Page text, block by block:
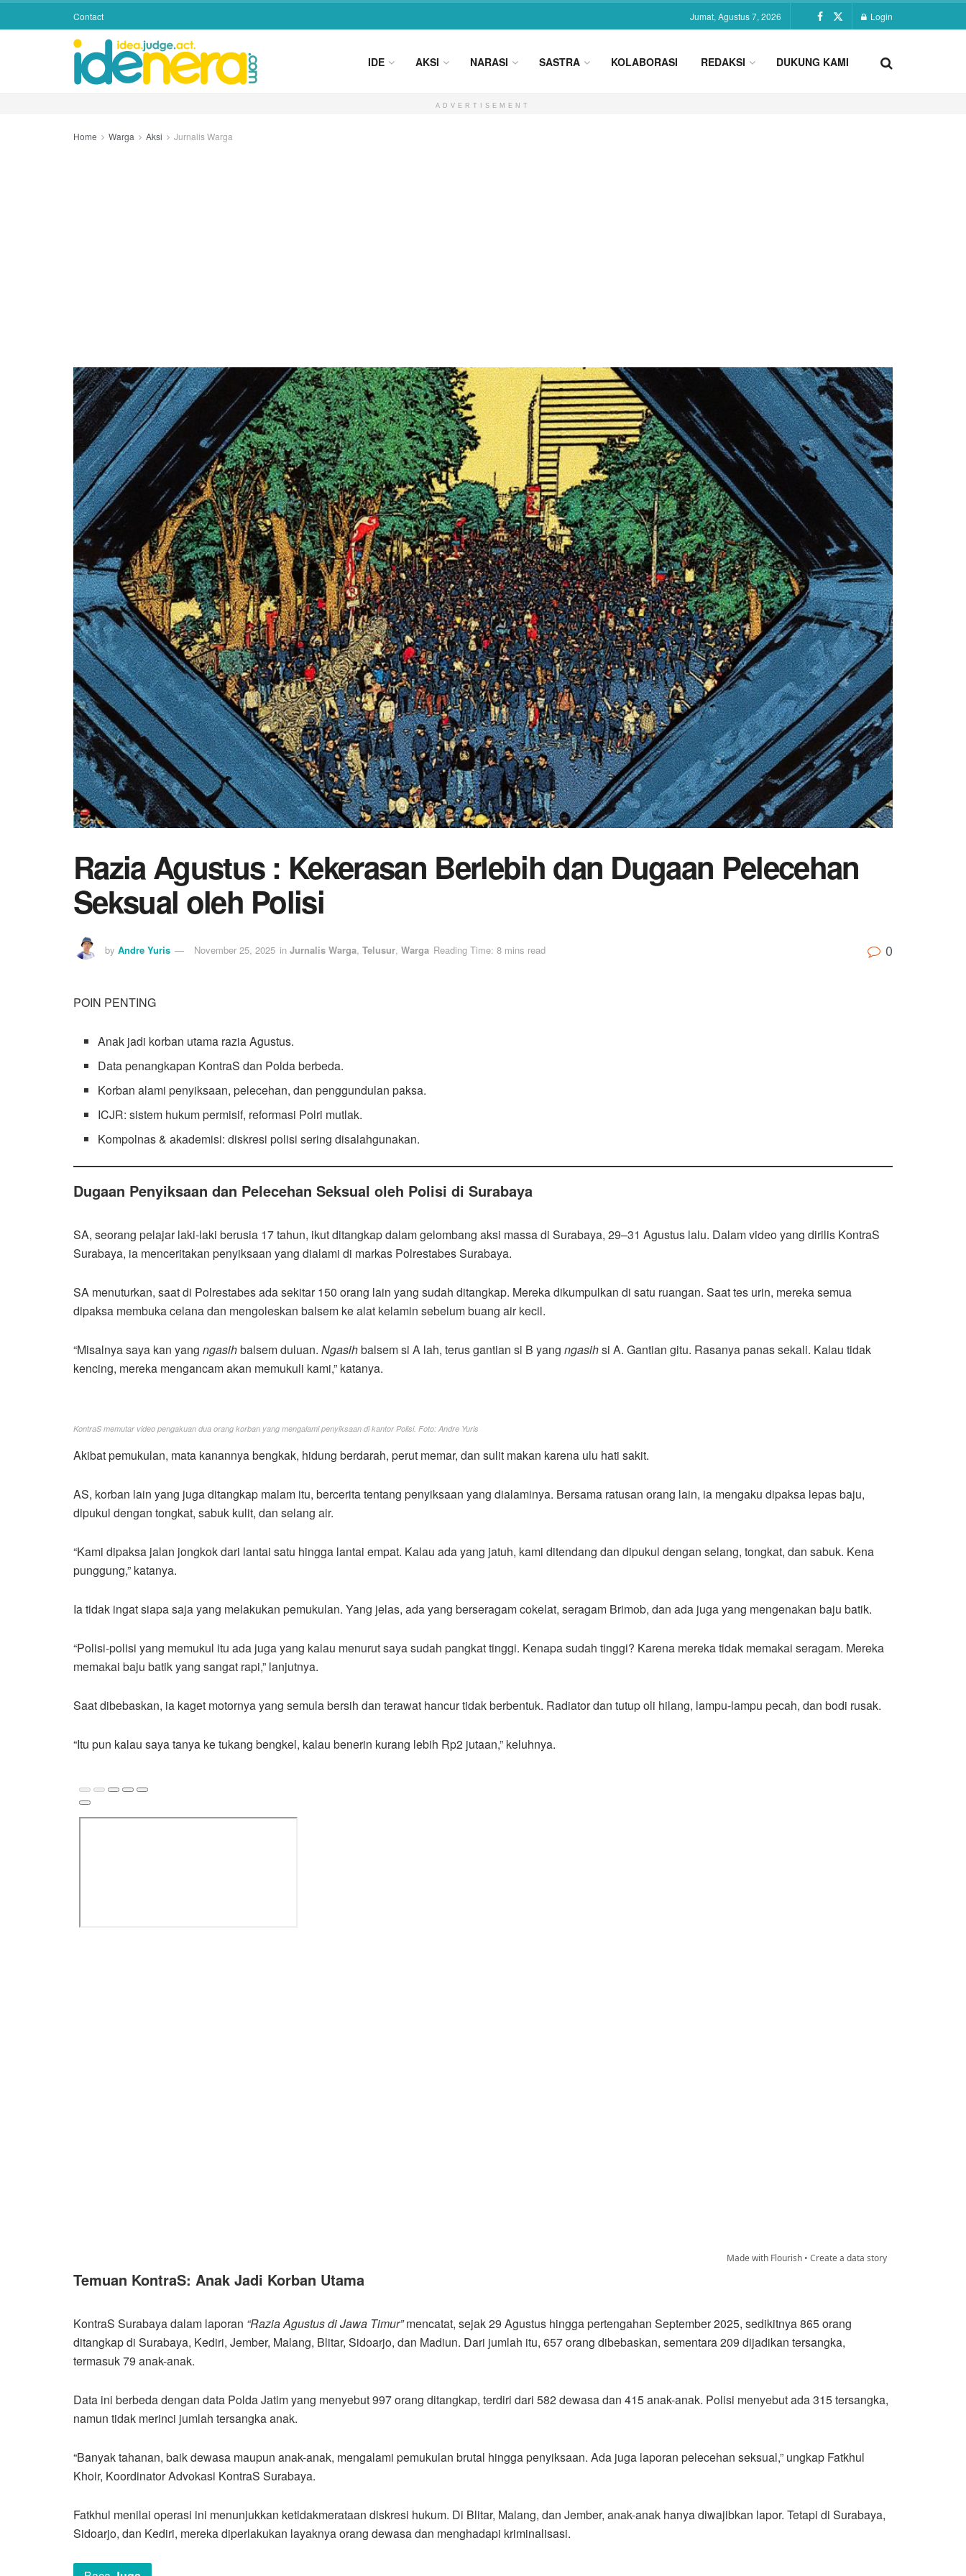
Contact Jumat, Agustus 7, 2026 Login
IDE AKSI NARASI SASTRA KOLABORASI REDAKSI DUKUNG KAMI
ADVERTISEMENT
Home Warga Aksi Jurnalis Warga
Razia Agustus : Kekerasan Berlebih dan Dugaan Pelecehan
Seksual oleh Polisi
by Andre Yuris November 25, 2025 in Jurnalis Warga, Telusur, Warga Reading Time: 8 mins read 0
POIN PENTING
Anak jadi korban utama razia Agustus.
Data penangkapan KontraS dan Polda berbeda.
Korban alami penyiksaan, pelecehan, dan penggundulan paksa.
ICJR: sistem hukum permisif, reformasi Polri mutlak.
Kompolnas & akademisi: diskresi polisi sering disalahgunakan.
Dugaan Penyiksaan dan Pelecehan Seksual oleh Polisi di Surabaya
SA, seorang pelajar laki-laki berusia 17 tahun, ikut ditangkap dalam gelombang aksi massa di Surabaya, 29–31 Agustus lalu. Dalam video yang dirilis KontraS
Surabaya, ia menceritakan penyiksaan yang dialami di markas Polrestabes Surabaya.
SA menuturkan, saat di Polrestabes ada sekitar 150 orang lain yang sudah ditangkap. Mereka dikumpulkan di satu ruangan. Saat tes urin, mereka semua
dipaksa membuka celana dan mengoleskan balsem ke alat kelamin sebelum buang air kecil.
“Misalnya saya kan yang ngasihbalsem duluan. Ngasihbalsem si A lah, terus gantian si B yang ngasihsi A. Gantian gitu. Rasanya panas sekali. Kalau tidak
kencing, mereka mengancam akan memukuli kami,” katanya.
KontraS memutar video pengakuan dua orang korban yang mengalami penyiksaan di kantor Polisi. Foto: Andre Yuris
Akibat pemukulan, mata kanannya bengkak, hidung berdarah, perut memar, dan sulit makan karena ulu hati sakit.
AS, korban lain yang juga ditangkap malam itu, bercerita tentang penyiksaan yang dialaminya. Bersama ratusan orang lain, ia mengaku dipaksa lepas baju,
dipukul dengan tongkat, sabuk kulit, dan selang air.
“Kami dipaksa jalan jongkok dari lantai satu hingga lantai empat. Kalau ada yang jatuh, kami ditendang dan dipukul dengan selang, tongkat, dan sabuk. Kena
punggung,” katanya.
Ia tidak ingat siapa saja yang melakukan pemukulan. Yang jelas, ada yang berseragam cokelat, seragam Brimob, dan ada juga yang mengenakan baju batik.
“Polisi-polisi yang memukul itu ada juga yang kalau menurut saya sudah pangkat tinggi. Kenapa sudah tinggi? Karena mereka tidak memakai seragam. Mereka
memakai baju batik yang sangat rapi,” lanjutnya.
Saat dibebaskan, ia kaget motornya yang semula bersih dan terawat hancur tidak berbentuk. Radiator dan tutup oli hilang, lampu-lampu pecah, dan bodi rusak.
“Itu pun kalau saya tanya ke tukang bengkel, kalau benerin kurang lebih Rp2 jutaan,” keluhnya.
Made with Flourish • Create a data story
Temuan KontraS: Anak Jadi Korban Utama
KontraS Surabaya dalam laporan “Razia Agustus di Jawa Timur”mencatat, sejak 29 Agustus hingga pertengahan September 2025, sedikitnya 865 orang
ditangkap di Surabaya, Kediri, Jember, Malang, Blitar, Sidoarjo, dan Madiun. Dari jumlah itu, 657 orang dibebaskan, sementara 209 dijadikan tersangka,
termasuk 79 anak-anak.
Data ini berbeda dengan data Polda Jatim yang menyebut 997 orang ditangkap, terdiri dari 582 dewasa dan 415 anak-anak. Polisi menyebut ada 315 tersangka,
namun tidak merinci jumlah tersangka anak.
“Banyak tahanan, baik dewasa maupun anak-anak, mengalami pemukulan brutal hingga penyiksaan. Ada juga laporan pelecehan seksual,” ungkap Fatkhul
Khoir, Koordinator Advokasi KontraS Surabaya.
Fatkhul menilai operasi ini menunjukkan ketidakmerataan diskresi hukum. Di Blitar, Malang, dan Jember, anak-anak hanya diwajibkan lapor. Tetapi di Surabaya,
Sidoarjo, dan Kediri, mereka diperlakukan layaknya orang dewasa dan menghadapi kriminalisasi.